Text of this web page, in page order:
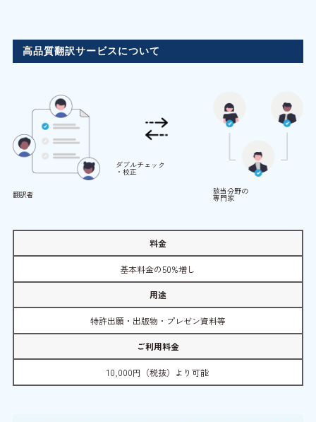
高品質翻訳サービスについて
翻訳者
ダブルチェック
・校正
該当分野の
専門家
料金
基本料金の50%増し
用途
特許出願・出版物・プレゼン資料等
ご利用料金
10,000円（税抜）より可能